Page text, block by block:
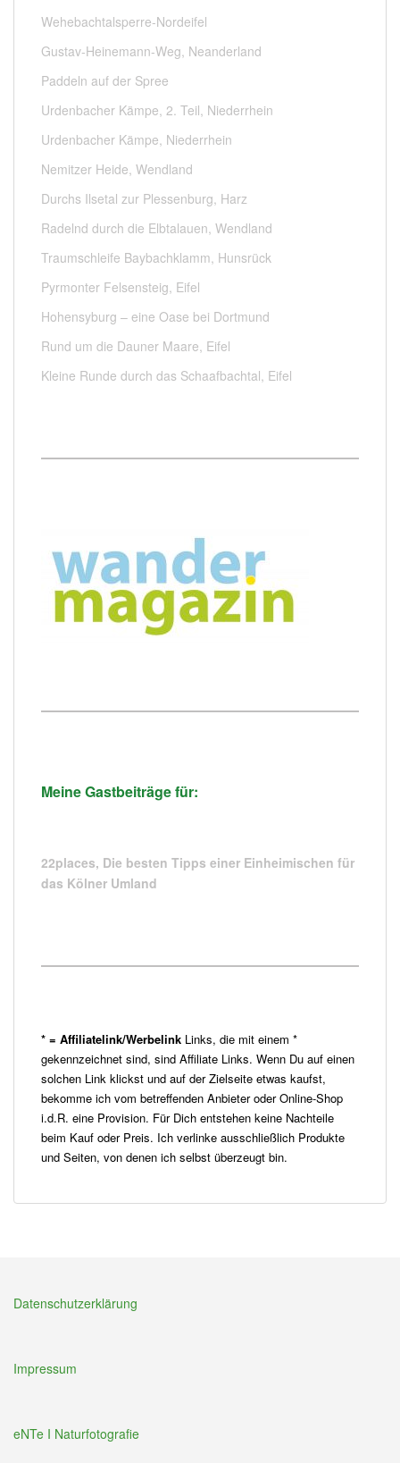
Wehebachtalsperre-Nordeifel
Gustav-Heinemann-Weg, Neanderland
Paddeln auf der Spree
Urdenbacher Kämpe, 2. Teil, Niederrhein
Urdenbacher Kämpe, Niederrhein
Nemitzer Heide, Wendland
Durchs Ilsetal zur Plessenburg, Harz
Radelnd durch die Elbtalauen, Wendland
Traumschleife Baybachklamm, Hunsrück
Pyrmonter Felsensteig, Eifel
Hohensyburg – eine Oase bei Dortmund
Rund um die Dauner Maare, Eifel
Kleine Runde durch das Schaafbachtal, Eifel
Meine Gastbeiträge für:
22places, Die besten Tipps einer Einheimischen für
das Kölner Umland
* = Affiliatelink/Werbelink Links, die mit einem *
gekennzeichnet sind, sind Affiliate Links. Wenn Du auf einen
solchen Link klickst und auf der Zielseite etwas kaufst,
bekomme ich vom betreffenden Anbieter oder Online-Shop
i.d.R. eine Provision. Für Dich entstehen keine Nachteile
beim Kauf oder Preis. Ich verlinke ausschließlich Produkte
und Seiten, von denen ich selbst überzeugt bin.
Datenschutzerklärung
Impressum
eNTe I Naturfotografie